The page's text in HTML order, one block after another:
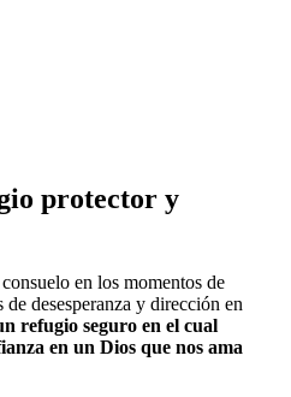
protector y
en los momentos de
desesperanza y dirección en
refugio seguro en el cual
en un Dios que nos ama